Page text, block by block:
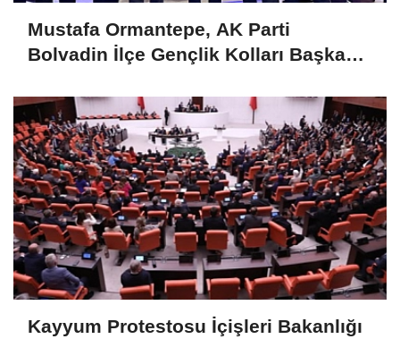
Mustafa Ormantepe, AK Parti
Bolvadin İlçe Gençlik Kolları Başkanı
Kayyum Protestosu İçişleri Bakanlığı